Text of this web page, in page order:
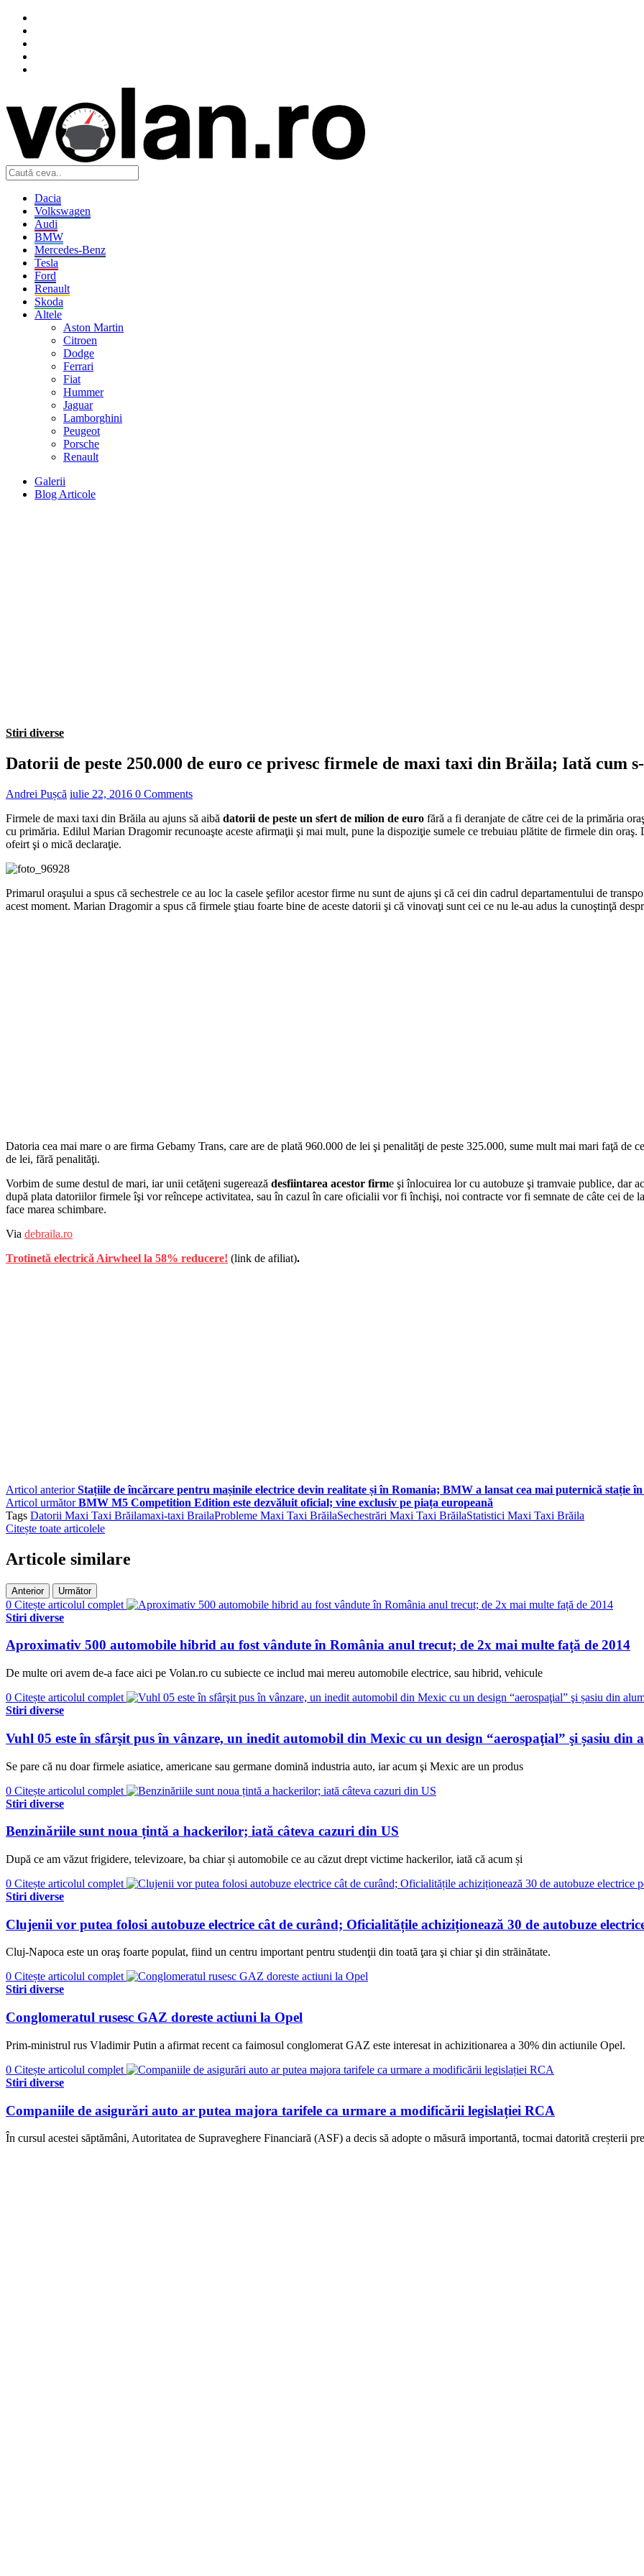
Dacia
Volkswagen
Audi
BMW
Mercedes-Benz
Tesla
Ford
Renault
Skoda
Altele
Aston Martin
Citroen
Dodge
Ferrari
Fiat
Hummer
Jaguar
Lamborghini
Peugeot
Porsche
Renault
Galerii
Blog Articole
Stiri diverse
Datorii de peste 250.000 de euro ce privesc firmele de maxi taxi din Brăila; Iată cum
Andrei Pușcă iulie 22, 2016 0 Comments
Firmele de maxi taxi din Brăila au ajuns să aibă datorii de peste un sfert de milion de euro fără a fi deranjate de către cei de la primăria
cu primăria. Edilul Marian Dragomir recunoaşte aceste afirmaţii şi mai mult, pune la dispoziţie sumele ce trebuiau plătite de firmele din oraş.
ofeirt şi o mică declaraţie.
Primarul oraşului a spus că sechestrele ce au loc la casele şefilor acestor firme nu sunt de ajuns şi că cei din cadrul departamentului de
acest moment. Marian Dragomir a spus că firmele ştiau foarte bine de aceste datorii şi că vinovaţi sunt cei ce nu le-au adus la cunoştinţă
Datoria cea mai mare o are firma Gebamy Trans, care are de plată 960.000 de lei şi penalităţi de peste 325.000, sume mult mai mari faţă
de lei, fără penalităţi.
Vorbim de sume destul de mari, iar unii cetăţeni sugerează desfiintarea acestor firme şi înlocuirea lor cu autobuze şi tramvaie publice, dar
după plata datoriilor firmele îşi vor reîncepe activitatea, sau în cazul în care oficialii vor fi închişi, noi contracte vor fi semnate de câte cei de
face marea schimbare.
Via debraila.ro
Trotinetă electrică Airwheel la 58% reducere! (link de afiliat).
Articol anterior Stațiile de încărcare pentru mașinile electrice devin realitate și în Romania; BMW a lansat cea mai puternică stație
Articol următor BMW M5 Competition Edition este dezvăluit oficial; vine exclusiv pe piața europeană
Tags Datorii Maxi Taxi Brăilamaxi-taxi BrailaProbleme Maxi Taxi BrăilaSechestrări Maxi Taxi BrăilaStatistici Maxi Taxi Brăila
Citește toate articolele
Articole similare
Anterior Următor
0 Citește articolul complet
Stiri diverse
Aproximativ 500 automobile hibrid au fost vândute în România anul trecut; de 2x mai multe față de 2014
De multe ori avem de-a face aici pe Volan.ro cu subiecte ce includ mai mereu automobile electrice, sau hibrid, vehicule
0 Citește articolul complet
Stiri diverse
Vuhl 05 este în sfârşit pus în vânzare, un inedit automobil din Mexic cu un design “aerospaţial” şi șasiu din
Se pare că nu doar firmele asiatice, americane sau germane domină industria auto, iar acum şi Mexic are un produs
0 Citește articolul complet
Stiri diverse
Benzinăriile sunt noua țintă a hackerilor; iată câteva cazuri din US
După ce am văzut frigidere, televizoare, ba chiar și automobile ce au căzut drept victime hackerilor, iată că acum și
0 Citește articolul complet
Stiri diverse
Clujenii vor putea folosi autobuze electrice cât de curând; Oficialitățile achiziționează 30 de autobuze
Cluj-Napoca este un oraş foarte populat, fiind un centru important pentru studenţii din toată ţara şi chiar şi din străinătate.
0 Citește articolul complet
Stiri diverse
Conglomeratul rusesc GAZ doreste actiuni la Opel
Prim-ministrul rus Vladimir Putin a afirmat recent ca faimosul conglomerat GAZ este interesat in achizitionarea a 30% din actiunile Opel.
0 Citește articolul complet
Stiri diverse
Companiile de asigurări auto ar putea majora tarifele ca urmare a modificării legislației RCA
În cursul acestei săptămâni, Autoritatea de Supraveghere Financiară (ASF) a decis să adopte o măsură importantă, tocmai datorită creșterii